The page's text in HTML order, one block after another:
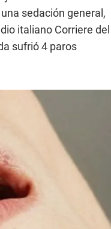
sedación general,
italiano Corriere del
sufrió 4 paros